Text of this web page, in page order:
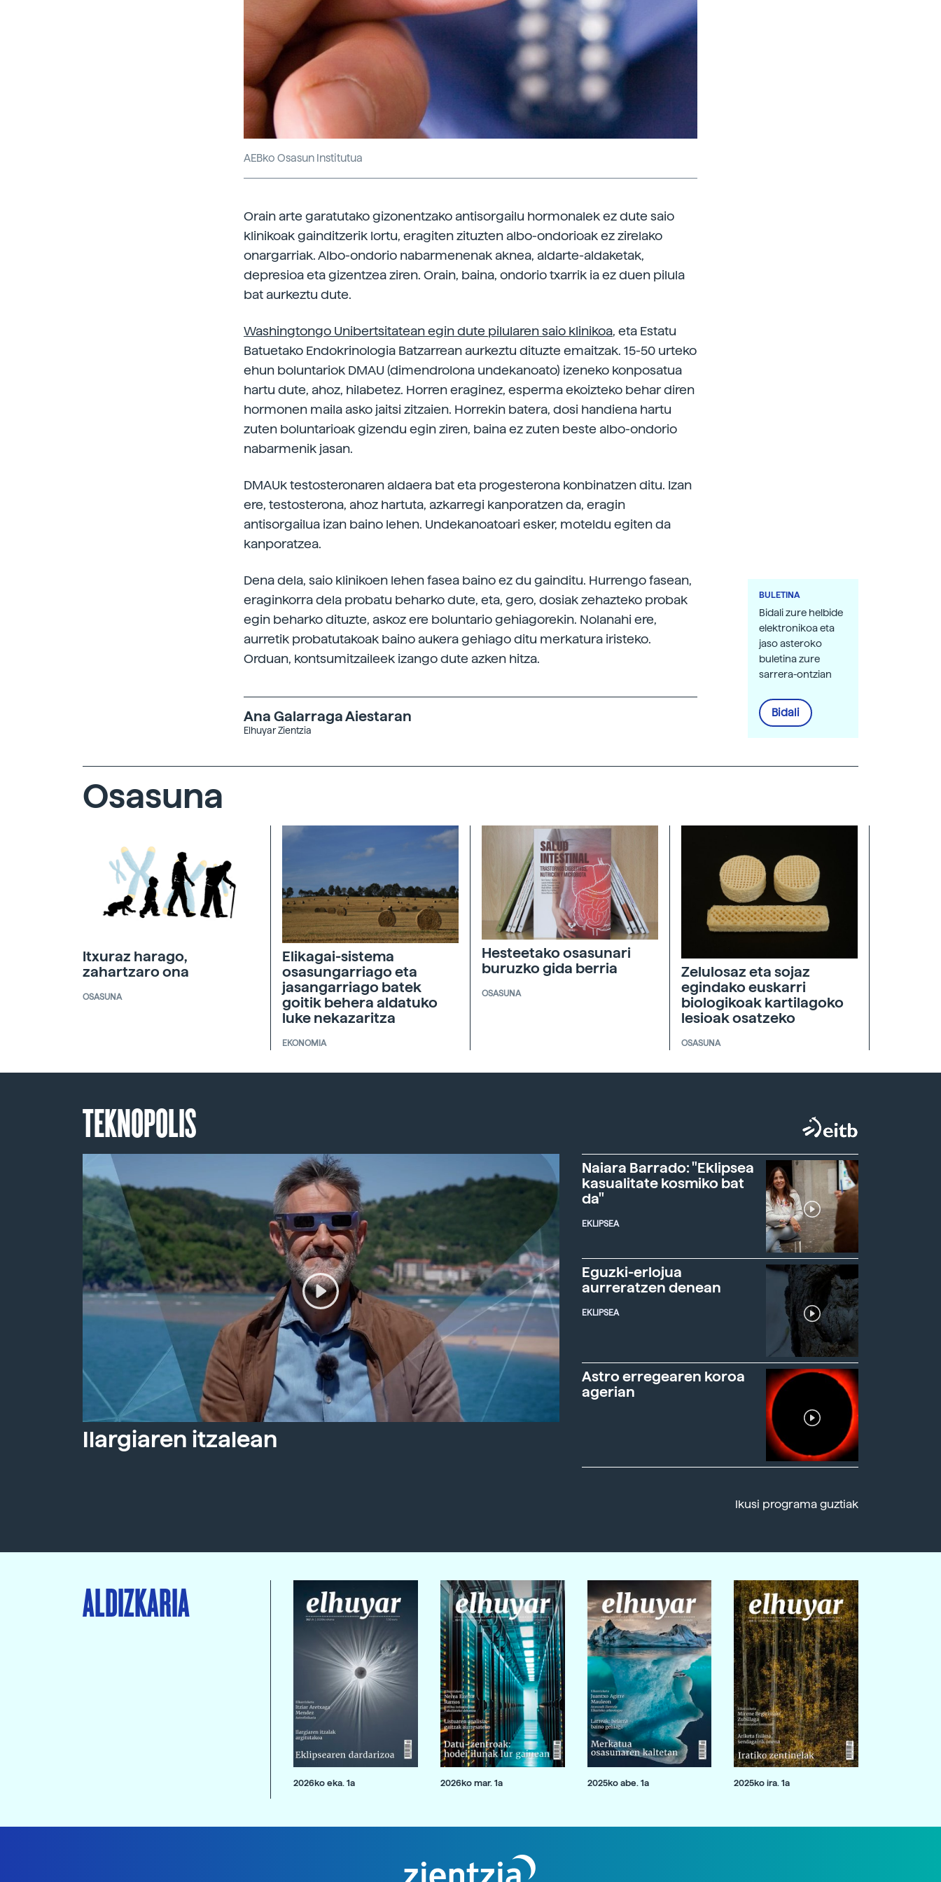
AEBko Osasun Institutua
Orain arte garatutako gizonentzako antisorgailu hormonalek ez dute saio
klinikoak gainditzerik lortu, eragiten zituzten albo-ondorioak ez zirelako
onargarriak. Albo-ondorio nabarmenenak aknea, aldarte-aldaketak,
depresioa eta gizentzea ziren. Orain, baina, ondorio txarrik ia ez duen pilula
bat aurkeztu dute.
Washingtongo Unibertsitatean egin dute pilularen saio klinikoa, eta Estatu
Batuetako Endokrinologia Batzarrean aurkeztu dituzte emaitzak. 15-50 urteko
ehun boluntariok DMAU (dimendrolona undekanoato) izeneko konposatua
hartu dute, ahoz, hilabetez. Horren eraginez, esperma ekoizteko behar diren
hormonen maila asko jaitsi zitzaien. Horrekin batera, dosi handiena hartu
zuten boluntarioak gizendu egin ziren, baina ez zuten beste albo-ondorio
nabarmenik jasan.
DMAUk testosteronaren aldaera bat eta progesterona konbinatzen ditu. Izan
ere, testosterona, ahoz hartuta, azkarregi kanporatzen da, eragin
antisorgailua izan baino lehen. Undekanoatoari esker, moteldu egiten da
kanporatzea.
Dena dela, saio klinikoen lehen fasea baino ez du gainditu. Hurrengo fasean,
eraginkorra dela probatu beharko dute, eta, gero, dosiak zehazteko probak
egin beharko dituzte, askoz ere boluntario gehiagorekin. Nolanahi ere,
aurretik probatutakoak baino aukera gehiago ditu merkatura iristeko.
Orduan, kontsumitzaileek izango dute azken hitza.
Ana Galarraga Aiestaran
Elhuyar Zientzia
BULETINA
Bidali zure helbide
elektronikoa eta
jaso asteroko
buletina zure
sarrera-ontzian
Bidali
Osasuna
Itxuraz harago,
zahartzaro ona
OSASUNA
Elikagai-sistema
osasungarriago eta
jasangarriago batek
goitik behera aldatuko
luke nekazaritza
EKONOMIA
Hesteetako osasunari
buruzko gida berria
OSASUNA
Zelulosaz eta sojaz
egindako euskarri
biologikoak kartilagoko
lesioak osatzeko
OSASUNA
TEKNOPOLIS
Ilargiaren itzalean
Naiara Barrado: "Eklipsea
kasualitate kosmiko bat
da"
EKLIPSEA
Eguzki-erlojua
aurreratzen denean
EKLIPSEA
Astro erregearen koroa
agerian
Ikusi programa guztiak
ALDIZKARIA
2026ko eka. 1a 2026ko mar. 1a 2025ko abe. 1a 2025ko ira. 1a